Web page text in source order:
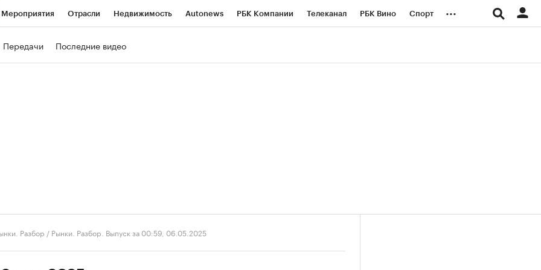
Мероприятия Отрасли Недвижимость Autonews РБК Компании Телеканал РБК Вино Спорт ...
Передачи Последние видео
Разбор / Рынки. Разбор. Выпуск за 00:59, 06.05.2025